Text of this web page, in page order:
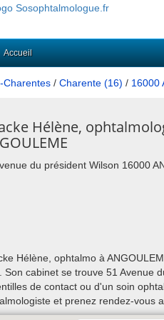
Accueil
Charentes / Charente (16) / 16000
Hélène,
du président Wilson 16000
Hélène, ophtalmo à
Son cabinet se trouve 51 Avenue
de contact ou d'un soin
et prenez rendez-vous